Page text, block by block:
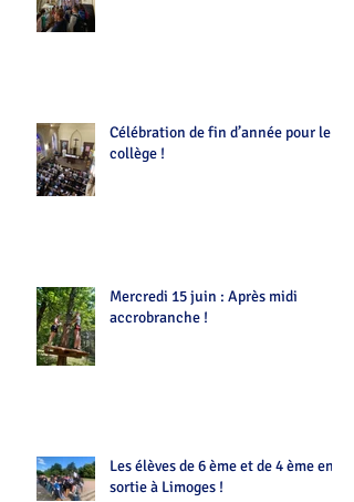
Célébration de fin d’année pour le
collège !
Mercredi 15 juin : Après midi
accrobranche !
Les élèves de 6 ème et de 4 ème en
sortie à Limoges !